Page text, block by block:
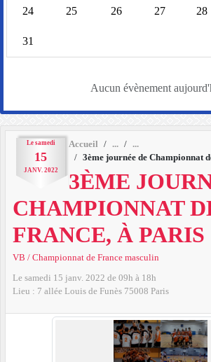
Le samedi
15
JANV. 2022
Accueil
3ème journée de Championnat
3ÈME
CHAMPIONNAT
FRANCE, À PARIS
VB / Championnat de France masculin
Le samedi 15 janv. 2022 de 09h à 18h
Lieu : 7 allée Louis de Funès 75008 Paris
24 25 26 27 28
31
Aucun évènement